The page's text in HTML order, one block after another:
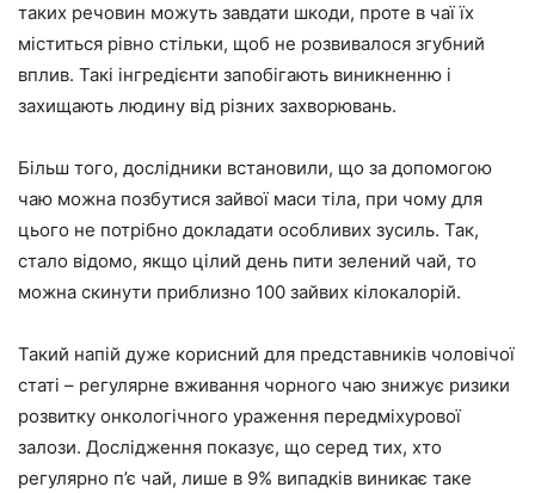
таких речовин можуть завдати шкоди, проте в чаї їх
міститься рівно стільки, щоб не розвивалося згубний
вплив. Такі інгредієнти запобігають виникненню і
захищають людину від різних захворювань.
Більш того, дослідники встановили, що за допомогою
чаю можна позбутися зайвої маси тіла, при чому для
цього не потрібно докладати особливих зусиль. Так,
стало відомо, якщо цілий день пити зелений чай, то
можна скинути приблизно 100 зайвих кілокалорій.
Такий напій дуже корисний для представників чоловічої
статі – регулярне вживання чорного чаю знижує ризики
розвитку онкологічного ураження передміхурової
залози. Дослідження показує, що серед тих, хто
регулярно п’є чай, лише в 9% випадків виникає таке